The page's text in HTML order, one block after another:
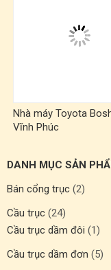
Nhà máy Toyota
Vĩnh Phúc
DANH MỤC SẢN
Bán cổng trục (2)
Cầu trục (24)
Cầu trục dầm đôi (1)
Cầu trục dầm đơn (5)